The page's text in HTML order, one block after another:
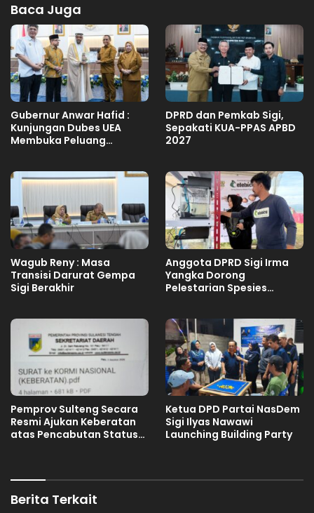
Baca Juga
Gubernur Anwar Hafid :
Kunjungan Dubes UEA
Membuka Peluang
DPRD dan Pemkab Sigi,
Sepakati KUA-PPAS APBD
2027
Wagub Reny : Masa
Transisi Darurat Gempa
Sigi Berakhir
Anggota DPRD Sigi Irma
Yangka Dorong
Pelestarian Spesies
Pemprov Sulteng Secara
Resmi Ajukan Keberatan
atas Pencabutan Status
Ketua DPD Partai NasDem
Sigi Ilyas Nawawi
Launching Building Party
Berita Terkait